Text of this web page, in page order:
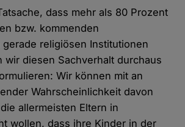
dass mehr als 80 Prozent
bzw. kommenden
gerade religiösen Institutionen
wir diesen Sachverhalt durchaus
Wir können mit an
Wahrscheinlichkeit davon
allermeisten Eltern in
wollen, dass ihre Kinder in der